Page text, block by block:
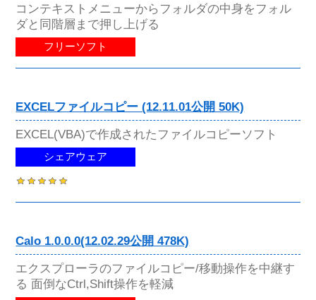
コンテキストメニューからフォルダの中身をフォル
ダと同階層まで押し上げる
フリーソフト
EXCELファイルコピー (12.11.01公開 50K)
EXCEL(VBA)で作成されたファイルコピーソフト
シェアウェア
Calo 1.0.0.0(12.02.29公開 478K)
エクスプローラのファイルコピー/移動操作を中継す
る 面倒なCtrl,Shift操作を軽減